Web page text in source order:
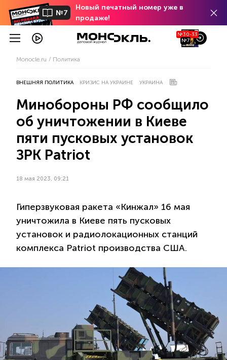
№7
Новый печатный номер уже в
продаже!
№30-33
№7
Monocle.ru Политика
ВНЕШНЯЯ ПОЛИТИКА КРИЗИС НА УКРАИНЕ УКРАИНА
Минобороны РФ сообщило
об уничтожении в Киеве
пяти пусковых установок
ЗРК Patriot
18 мая 2023, 09:21
Гиперзвуковая ракета «Кинжал» 16 мая
уничтожила в Киеве пять пусковых
установок и радиолокационных станций
комплекса Patriot производства США.